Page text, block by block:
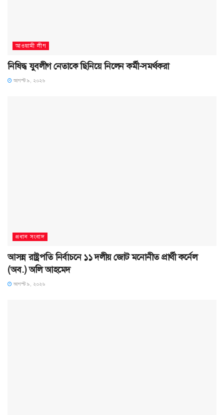
আওয়ামী লীগ
নিষিদ্ধ যুবলীগ নেতাকে ছিনিয়ে নিলেন কর্মী-সমর্থকরা
আগস্ট ৯, ২০২৬
প্রধান সংবাদ
আসন্ন রাষ্ট্রপতি নির্বাচনে ১১ দলীয় জোট মনোনীত প্রার্থী কর্নেল
(অব.) অলি আহমেদ
আগস্ট ৯, ২০২৬